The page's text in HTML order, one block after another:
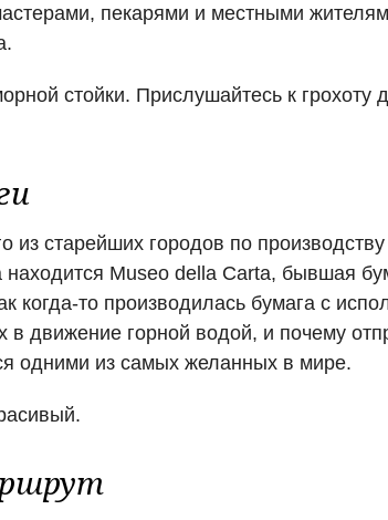
пекарями и местными
стойки. Прислушайтесь к грохоту
из старейших городов по
находится Museo della Carta, бывшая
когда-то производилась бумага с
в движение горной водой, и почему
одними из самых желанных в мире.